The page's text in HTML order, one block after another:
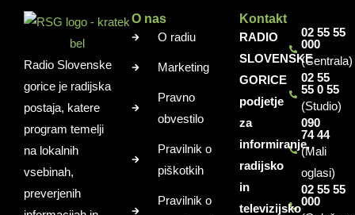
Radio Slovenske
gorice je radijska
postaja, katere
program temelji
na lokalnih
vsebinah,
preverjenih
O nas
O radiu
Marketing
Pravno
obvestilo
Pravilnik o
piškotkih
Pravilnik o
Kontakt
RADIO
SLOVENSKE
GORICE
podjetje
za
informiranje,
radijsko
in
televizijsko
02 55 55
000
(Centrala)
02 55
55 0 55
(Studio)
090
74 44
(Mali
oglasi)
02 55 55
000